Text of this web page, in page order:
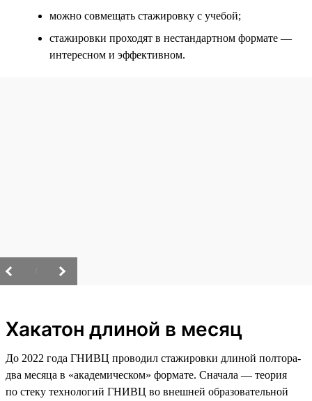
можно совмещать стажировку с учебой;
стажировки проходят в нестандартном формате —
интересном и эффективном.
Хакатон длиной в месяц
До 2022 года ГНИВЦ проводил стажировки длиной полтора-
два месяца в «академическом» формате. Сначала — теория
по стеку технологий ГНИВЦ во внешней образовательной